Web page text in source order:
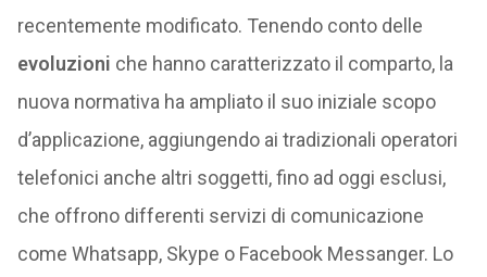
recentemente modificato. Tenendo conto delle
evoluzioni che hanno caratterizzato il comparto, la
nuova normativa ha ampliato il suo iniziale scopo
d’applicazione, aggiungendo ai tradizionali operatori
telefonici anche altri soggetti, fino ad oggi esclusi,
che offrono differenti servizi di comunicazione
come Whatsapp, Skype o Facebook Messanger. Lo